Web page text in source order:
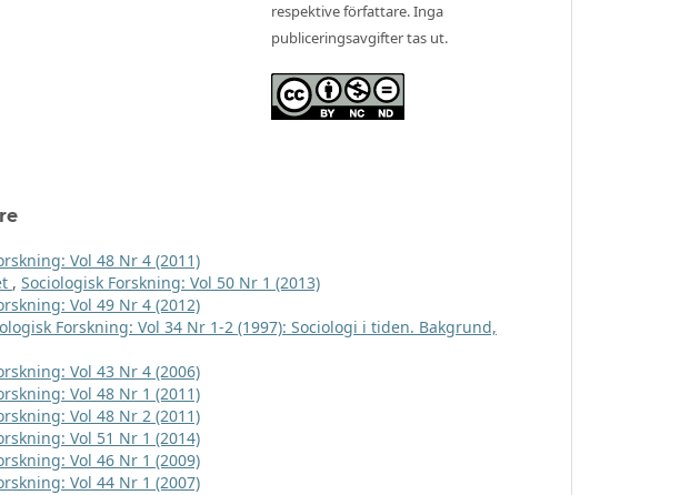
respektive författare. Inga
publiceringsavgifter tas ut.
Vol 48 Nr 4 (2011)
, Sociologisk Forskning: Vol 50 Nr 1 (2013)
Vol 49 Nr 4 (2012)
Forskning: Vol 34 Nr 1-2 (1997): Sociologi i tiden. Bakgrund,
Vol 43 Nr 4 (2006)
Vol 48 Nr 1 (2011)
Vol 48 Nr 2 (2011)
Vol 51 Nr 1 (2014)
Vol 46 Nr 1 (2009)
Vol 44 Nr 1 (2007)